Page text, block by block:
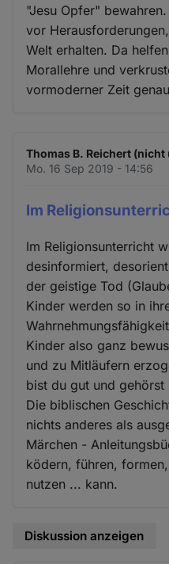
"Jesu Opfer"
vor
Welt erhalten. Da
Morallehre und
vormoderner Zeit
Thomas B. Reichert
Mo. 16 Sep 2019 - 14:56
Im
Im Religionsunterricht
desinformiert,
der geistige Tod
Kinder werden so in
Kinder also ganz
und zu Mitläufern
bist du gut und gehörst
Die biblischen
nichts anderes als
Märchen -
ködern, führen,
nutzen ... kann.
Diskussion anzeigen